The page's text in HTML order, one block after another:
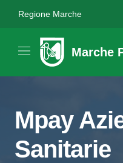
Regione Marche
Marche
Mpay
Sanitarie